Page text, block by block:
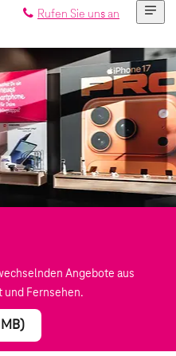
Rufen Sie uns an
Angebote aus
Fernsehen.